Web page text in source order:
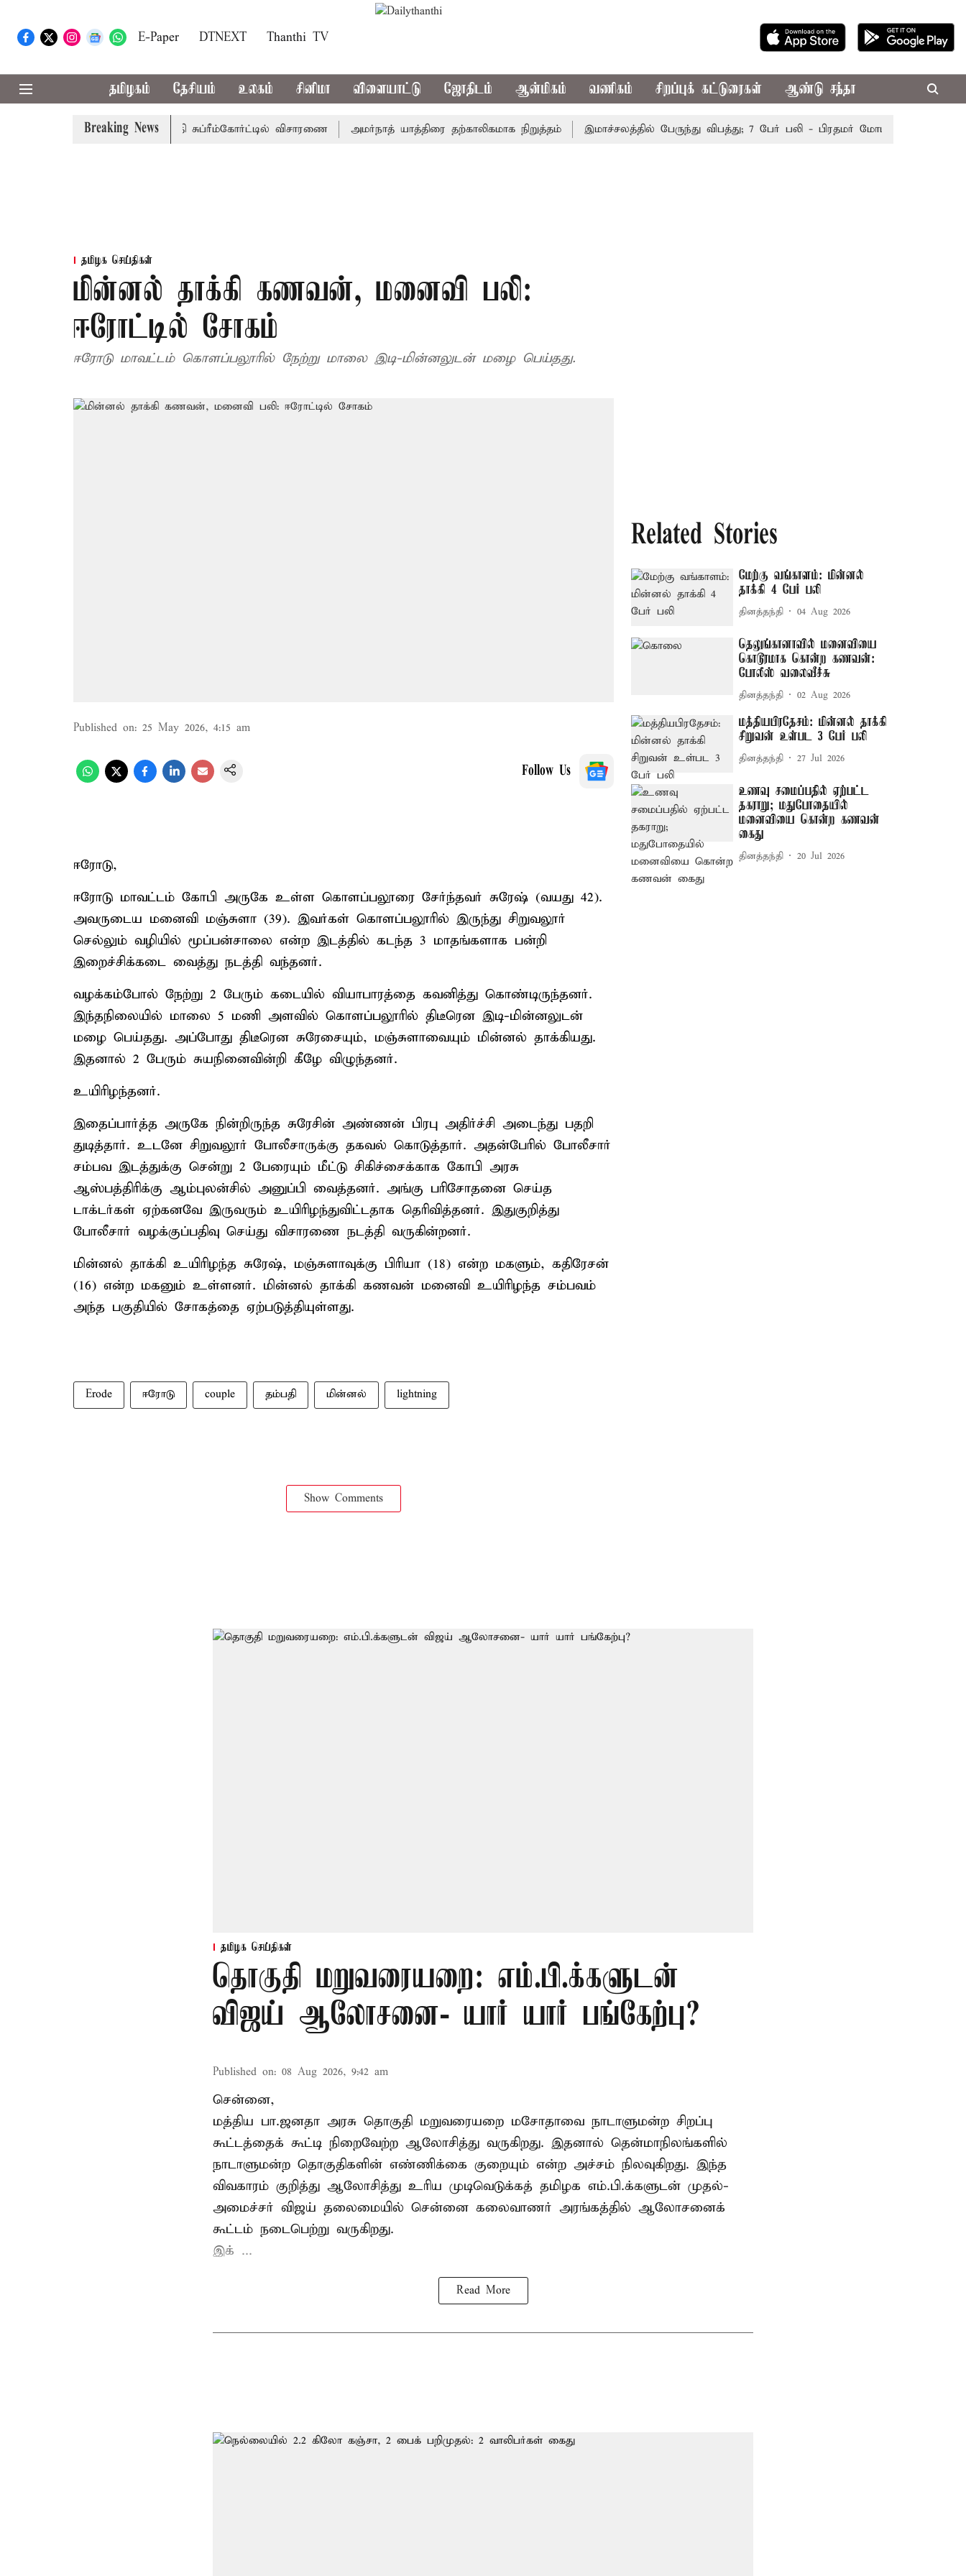
E-Paper DTNEXT Thanthi TV
தமிழகம் தேசியம் உலகம் சினிமா விளையாட்டு ஜோதிடம் ஆன்மிகம் வணிகம் சிறப்புக் கட்டுரைகள் ஆண்டு சந்தா
Breaking News
வழக்கு; வரும் 14ம்தேதி சுப்ரீம்கோர்ட்டில் விசாரணை அமர்நாத் யாத்திரை தற்காலிகமாக நிறுத்தம் இமாச்சலத்தில் பேருந்து விபத்து; 7 பேர் பலி - பிரதமர் மோடி இரங்கல்
தமிழக செய்திகள்
மின்னல் தாக்கி கணவன், மனைவி பலி:
ஈரோட்டில் சோகம்
ஈரோடு மாவட்டம் கொளப்பலூரில் நேற்று மாலை இடி-மின்னலுடன் மழை பெய்தது.
Published on: 25 May 2026, 4:15 am
Follow Us
ஈரோடு,
ஈரோடு மாவட்டம் கோபி அருகே உள்ள கொளப்பலூரை சேர்ந்தவர் சுரேஷ் (வயது 42).
அவருடைய மனைவி மஞ்சுளா (39). இவர்கள் கொளப்பலூரில் இருந்து சிறுவலூர்
செல்லும் வழியில் மூப்பன்சாலை என்ற இடத்தில் கடந்த 3 மாதங்களாக பன்றி
இறைச்சிக்கடை வைத்து நடத்தி வந்தனர்.
வழக்கம்போல் நேற்று 2 பேரும் கடையில் வியாபாரத்தை கவனித்து கொண்டிருந்தனர்.
இந்தநிலையில் மாலை 5 மணி அளவில் கொளப்பலூரில் திடீரென இடி-மின்னலுடன்
மழை பெய்தது. அப்போது திடீரென சுரேசையும், மஞ்சுளாவையும் மின்னல் தாக்கியது.
இதனால் 2 பேரும் சுயநினைவின்றி கீழே விழுந்தனர்.
உயிரிழந்தனர்.
இதைப்பார்த்த அருகே நின்றிருந்த சுரேசின் அண்ணன் பிரபு அதிர்ச்சி அடைந்து பதறி
துடித்தார். உடனே சிறுவலூர் போலீசாருக்கு தகவல் கொடுத்தார். அதன்பேரில் போலீசார்
சம்பவ இடத்துக்கு சென்று 2 பேரையும் மீட்டு சிகிச்சைக்காக கோபி அரசு
ஆஸ்பத்திரிக்கு ஆம்புலன்சில் அனுப்பி வைத்தனர். அங்கு பரிசோதனை செய்த
டாக்டர்கள் ஏற்கனவே இருவரும் உயிரிழந்துவிட்டதாக தெரிவித்தனர். இதுகுறித்து
போலீசார் வழக்குப்பதிவு செய்து விசாரணை நடத்தி வருகின்றனர்.
மின்னல் தாக்கி உயிரிழந்த சுரேஷ், மஞ்சுளாவுக்கு பிரியா (18) என்ற மகளும், கதிரேசன்
(16) என்ற மகனும் உள்ளனர். மின்னல் தாக்கி கணவன் மனைவி உயிரிழந்த சம்பவம்
அந்த பகுதியில் சோகத்தை ஏற்படுத்தியுள்ளது.
Erode ஈரோடு couple தம்பதி மின்னல் lightning
Show Comments
Related Stories
மேற்கு வங்காளம்: மின்னல்
தாக்கி 4 பேர் பலி
தினத்தந்தி 04 Aug 2026
தெலுங்கானாவில் மனைவியை
கொடூரமாக கொன்ற கணவன்:
போலீஸ் வலைவீச்சு
தினத்தந்தி 02 Aug 2026
மத்தியபிரதேசம்: மின்னல் தாக்கி
சிறுவன் உள்பட 3 பேர் பலி
தினத்தந்தி 27 Jul 2026
உணவு சமைப்பதில் ஏற்பட்ட
தகராறு; மதுபோதையில்
மனைவியை கொன்ற கணவன்
கைது
தினத்தந்தி 20 Jul 2026
தமிழக செய்திகள்
தொகுதி மறுவரையறை: எம்.பி.க்களுடன்
விஜய் ஆலோசனை- யார் யார் பங்கேற்பு?
Published on: 08 Aug 2026, 9:42 am
சென்னை,
மத்திய பா.ஜனதா அரசு தொகுதி மறுவரையறை மசோதாவை நாடாளுமன்ற சிறப்பு
கூட்டத்தைக் கூட்டி நிறைவேற்ற ஆலோசித்து வருகிறது. இதனால் தென்மாநிலங்களில்
நாடாளுமன்ற தொகுதிகளின் எண்ணிக்கை குறையும் என்ற அச்சம் நிலவுகிறது. இந்த
விவகாரம் குறித்து ஆலோசித்து உரிய முடிவெடுக்கத் தமிழக எம்.பி.க்களுடன் முதல்-
அமைச்சர் விஜய் தலைமையில் சென்னை கலைவாணர் அரங்கத்தில் ஆலோசனைக்
கூட்டம் நடைபெற்று வருகிறது.
இக் ...
Read More